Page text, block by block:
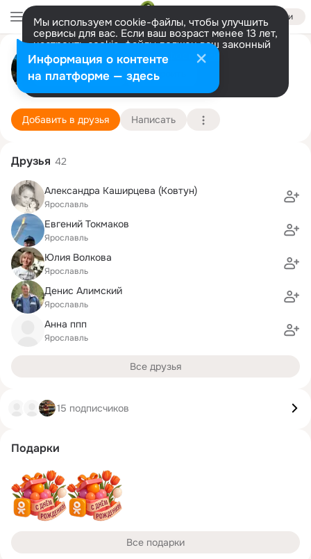
Войти
Мы используем cookie-файлы, чтобы улучшить
сервисы для вас. Если ваш возраст менее 13 лет,
настроить cookie-файлы должен ваш законный
представитель. Больше информации
Разрешить все Настроить
Мария Прокофьева
Ярославль 23 мая (43 года)
Подробнее
Добавить в друзья Написать
Друзья 42
Александра Каширцева (Ковтун)
Ярославль
Евгений Токмаков
Ярославль
Юлия Волкова
Ярославль
Денис Алимский
Ярославль
Анна ппп
Ярославль
Все друзья
15 подписчиков
Подарки
Все подарки
Информация о контенте
на платформе — здесь